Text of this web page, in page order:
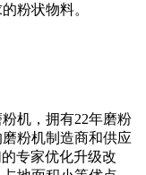
粉状物料。
机，拥有22年磨粉
粉机制造商和供应
专家优化升级改